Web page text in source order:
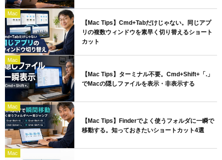
Mac
【Mac Tips】Cmd+Tabだけじゃない。同じアプ
リの複数ウィンドウを素早く切り替えるショート
カット
Mac
【Mac Tips】ターミナル不要。Cmd+Shift+「.」
でMacの隠しファイルを表示・非表示する
Mac
【Mac Tips】Finderでよく使うフォルダに一瞬で
移動する。知っておきたいショートカット4選
Mac